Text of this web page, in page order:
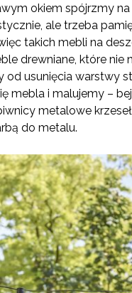
okiem spójrzmy
ale trzeba
takich mebli na
drewniane, które nie
od usunięcia warstwy
mebla i malujemy –
metalowe
do metalu.